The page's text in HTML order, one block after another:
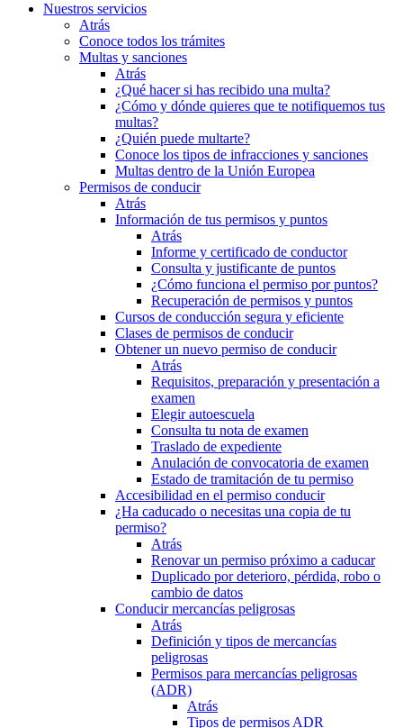
Nuestros servicios
Atrás
Conoce todos los trámites
Multas y sanciones
Atrás
¿Qué hacer si has recibido una multa?
¿Cómo y dónde quieres que te notifiquemos tus
multas?
¿Quién puede multarte?
Conoce los tipos de infracciones y sanciones
Multas dentro de la Unión Europea
Permisos de conducir
Atrás
Información de tus permisos y puntos
Atrás
Informe y certificado de conductor
Consulta y justificante de puntos
¿Cómo funciona el permiso por puntos?
Recuperación de permisos y puntos
Cursos de conducción segura y eficiente
Clases de permisos de conducir
Obtener un nuevo permiso de conducir
Atrás
Requisitos, preparación y presentación a
examen
Elegir autoescuela
Consulta tu nota de examen
Traslado de expediente
Anulación de convocatoria de examen
Estado de tramitación de tu permiso
Accesibilidad en el permiso conducir
¿Ha caducado o necesitas una copia de tu
permiso?
Atrás
Renovar un permiso próximo a caducar
Duplicado por deterioro, pérdida, robo o
cambio de datos
Conducir mercancías peligrosas
Atrás
Definición y tipos de mercancías
peligrosas
Permisos para mercancías peligrosas
(ADR)
Atrás
Tipos de permisos ADR